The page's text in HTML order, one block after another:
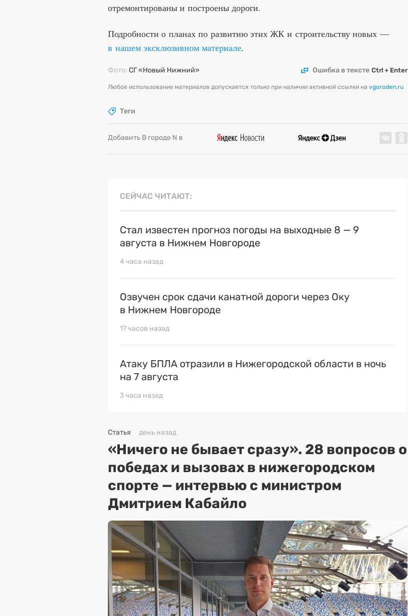
отремонтированы и построены дороги.
Подробности о планах по развитию этих ЖК и строительству новых —
в нашем эксклюзивном материале.
Фото: СГ «Новый Нижний» Ошибка в тексте Ctrl + Enter
Любое использование материалов допускается только при наличии активной ссылки на vgoroden.ru
Теги
Добавить В городе N в
СЕЙЧАС ЧИТАЮТ
Стал известен прогноз погоды на выходные 8 — 9
августа в Нижнем Новгороде
4 часа назад
Озвучен срок сдачи канатной дороги через Оку
в Нижнем Новгороде
17 часов назад
Атаку БПЛА отразили в Нижегородской области в ночь
на 7 августа
3 часа назад
Статья день назад
«Ничего не бывает сразу». 28 вопросов о
победах и вызовах в нижегородском
спорте — интервью с министром
Дмитрием Кабайло